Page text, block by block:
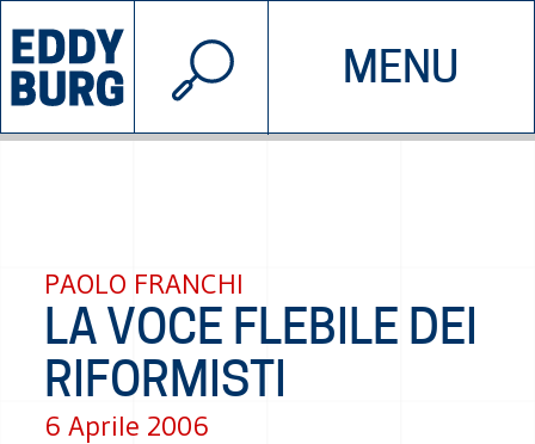
MENU
INIZIATIVE CHI SIAMO
© 2026 EDDYBURG
PAOLO FRANCHI
LA VOCE FLEBILE DEI
RIFORMISTI
6 Aprile 2006